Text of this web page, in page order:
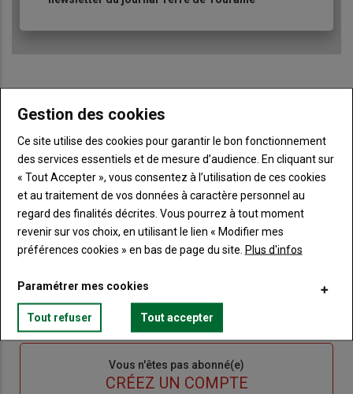
Sous-
Vous êtes abonné(e)
TITRE IDENTIFIEZ-VOUS
Body
Connectez-vous à votre compte pour profiter
de votre abonnement
Créer un nouveau compte
de
passe"
Réinitialiser votre mot de passe
"Je
me
connecte"
Je me connecte
Vous n'êtes pas abonné(e)
CRÉEZ UN COMPTE
Gestion des cookies
Ce site utilise des cookies pour garantir le bon fonctionnement
des services essentiels et de mesure d’audience. En cliquant sur
« Tout Accepter », vous consentez à l’utilisation de ces cookies
et au traitement de vos données à caractère personnel au
regard des finalités décrites. Vous pourrez à tout moment
revenir sur vos choix, en utilisant le lien « Modifier mes
préférences cookies » en bas de page du site. Plus d'infos
Paramétrer mes cookies
Tout refuser Tout accepter